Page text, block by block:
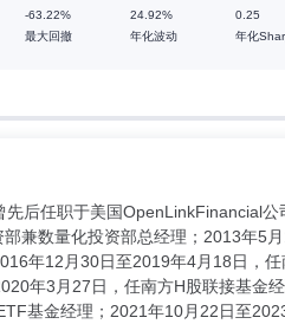
-63.22%
最大回撤
24.92%
年化波动
0.25
年化
后任职于美国OpenLinkFinancial公
兼数量化投资部总经理；2013年5
年12月30日至2019年4月18日，
年3月27日，任南方H股联接基金
基金经理；2021年10月22日至